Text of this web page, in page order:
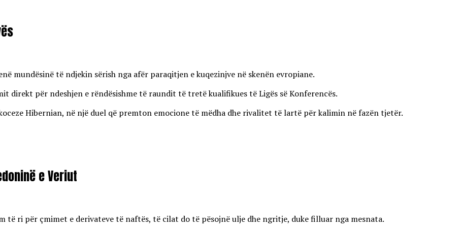
mundësinë të ndjekin sërish nga afër paraqitjen e kuqezinjve në skenën evropiane.
direkt për ndeshjen e rëndësishme të raundit të tretë kualifikues të Ligës së Konferencës.
Hibernian, në një duel që premton emocione të mëdha dhe rivalitet të lartë për kalimin në fazën tjetër.
e Veriut
të ri për çmimet e derivateve të naftës, të cilat do të pësojnë ulje dhe ngritje, duke filluar nga mesnata.